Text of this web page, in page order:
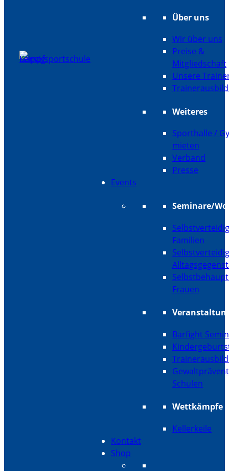
Über uns
Wir über uns
Preise &
Mitgliedschaft
Unsere
Weiteres
Sporthalle /
mieten
Verband
Presse
Events
Seminare/
Familien
Frauen
Barfight
Schulen
Wettkämpfe
Kellerkeile
Kontakt
Shop